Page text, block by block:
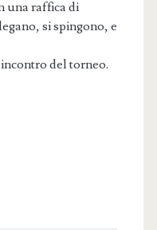
una raffica di
si spingono, e
del torneo.